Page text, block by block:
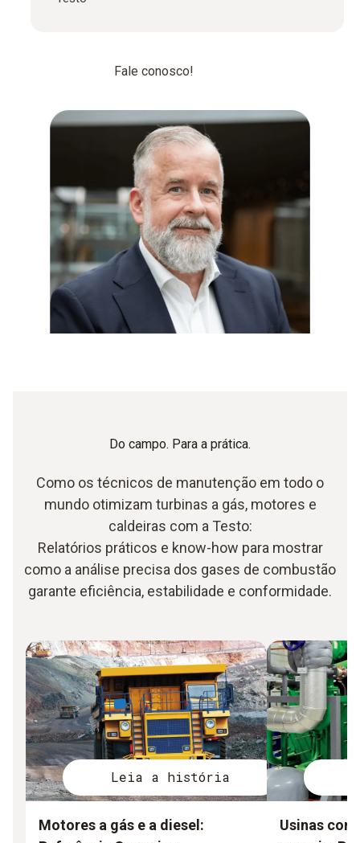
Fale conosco!
Do campo. Para a prática.
Como os técnicos de manutenção em todo o
mundo otimizam turbinas a gás, motores e
caldeiras com a Testo:
Relatórios práticos e know-how para mostrar
como a análise precisa dos gases de combustão
garante eficiência, estabilidade e conformidade.
Leia a história
Motores a gás e a diesel:
Usinas